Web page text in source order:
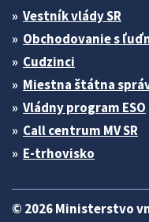
Vestník vlády SR
Obchodovanie s
Cudzinci
Miestna štátna
Vládny program ESO
Call centrum MV SR
E-trhovisko
© 2026 Ministerstvo